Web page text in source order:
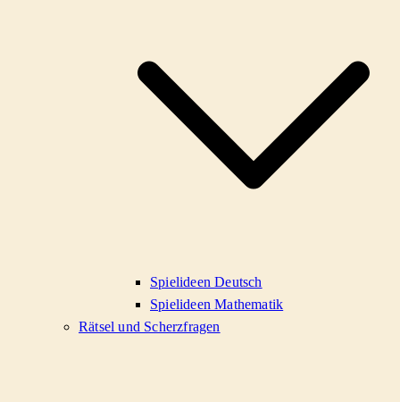
Spielideen Deutsch
Spielideen Mathematik
Rätsel und Scherzfragen